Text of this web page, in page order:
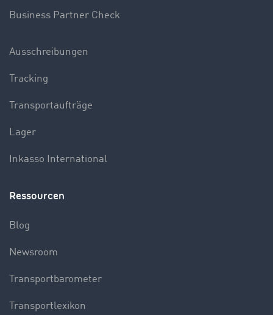
Business Partner Check
Ausschreibungen
Tracking
Transportaufträge
Lager
Inkasso International
Ressourcen
Blog
Newsroom
Transportbarometer
Transportlexikon